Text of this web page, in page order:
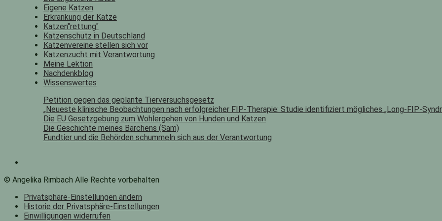
Eigene Katzen
Erkrankung der Katze
Katzen"rettung"
Katzenschutz in Deutschland
Katzenvereine stellen sich vor
Katzenzucht mit Verantwortung
Meine Lektion
Nachdenkblog
Wissenswertes
Petition gegen das geplante Tierversuchsgesetz
„Neueste klinische Beobachtungen nach erfolgreicher FIP-Therapie: Studie identifiziert mögliches „Long-FIP-
Die EU Gesetzgebung zum Wohlergehen von Hunden und Katzen
Die Geschichte meines Bärchens (Sam)
Fundtier und die Behörden schummeln sich aus der Verantwortung
© Angelika Rimbach Alle Rechte vorbehalten
Privatsphäre-Einstellungen ändern
Historie der Privatsphäre-Einstellungen
Einwilligungen widerrufen